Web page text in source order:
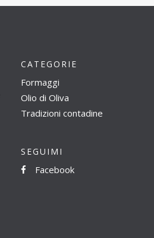
CATEGORIE
Formaggi
Olio di Oliva
Tradizioni contadine
SEGUIMI
Facebook